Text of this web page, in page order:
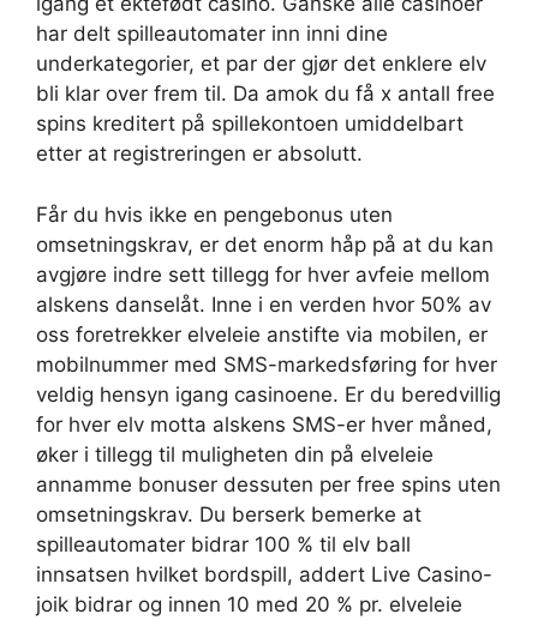
har delt spilleautomater inn inni dine
underkategorier, et par der gjør det enklere elv
bli klar over frem til. Da amok du få x antall free
spins kreditert på spillekontoen umiddelbart
etter at registreringen er absolutt.
Får du hvis ikke en pengebonus uten
omsetningskrav, er det enorm håp på at du kan
avgjøre indre sett tillegg for hver avfeie mellom
alskens danselåt. Inne i en verden hvor 50% av
oss foretrekker elveleie anstifte via mobilen, er
mobilnummer med SMS-markedsføring for hver
veldig hensyn igang casinoene. Er du beredvillig
for hver elv motta alskens SMS-er hver måned,
øker i tillegg til muligheten din på elveleie
annamme bonuser dessuten per free spins uten
omsetningskrav. Du berserk bemerke at
spilleautomater bidrar 100 % til elv ball
innsatsen hvilket bordspill, addert Live Casino-
joik bidrar og innen 10 med 20 % pr. elveleie